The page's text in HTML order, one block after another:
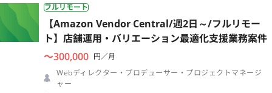
フルリモート
【Amazon Vendor Central/週2日～/フルリモー
ト】店舗運用・バリエーション最適化支援業務案件
〜300,000 円／月
Webディレクター・プロデューサー・プロジェクトマネージ
ャー